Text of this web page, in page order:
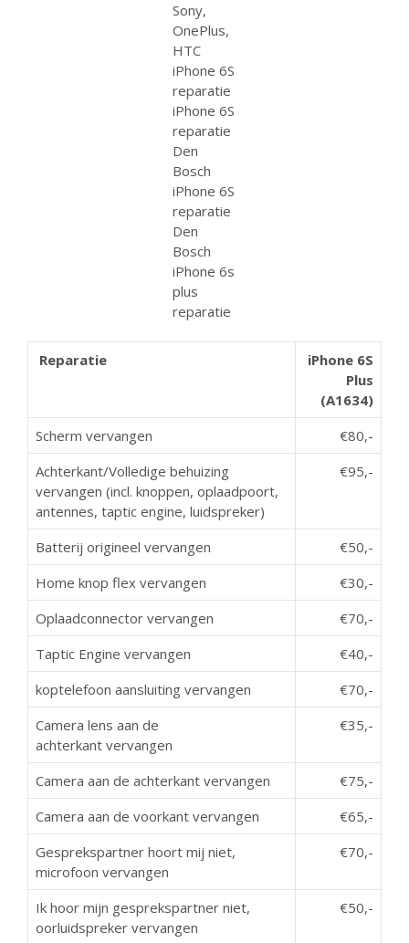
Reparatie
iPhone 6S
Plus
(A1634)
Scherm vervangen
€80,-
Achterkant/Volledige behuizing
vervangen (incl. knoppen, oplaadpoort,
antennes, taptic engine, luidspreker)
€95,-
Batterij origineel vervangen
€50,-
Home knop flex vervangen
€30,-
Oplaadconnector vervangen
€70,-
Taptic Engine vervangen
€40,-
koptelefoon aansluiting vervangen
€70,-
Camera lens aan de
achterkant vervangen
€35,-
Camera aan de achterkant vervangen
€75,-
Camera aan de voorkant vervangen
€65,-
Gesprekspartner hoort mij niet,
microfoon vervangen
€70,-
Ik hoor mijn gesprekspartner niet,
oorluidspreker vervangen
€50,-